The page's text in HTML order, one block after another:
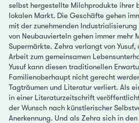
selbst hergestellte Milchprodukte ihrer
lokalen Markt. Die Geschäfte gehen
mit der zunehmenden
von Neubauvierteln gehen immer mehr
Supermärkte. Zehra verlangt von
Arbeit zum gemeinsamen
Yusuf kann diesen traditionellen
Familienoberhaupt nicht gerecht
Tagträumen und Literatur verliert. Als
in einer Literaturzeitschrift
der Wunsch nach künstlerischer
Anerkennung. Und als Zehra sich in